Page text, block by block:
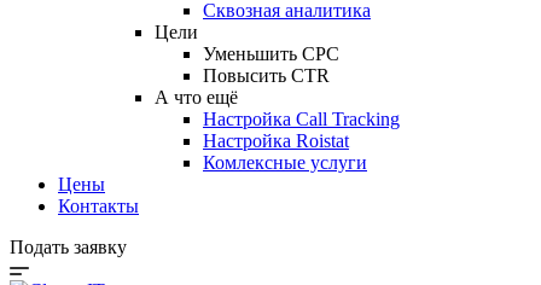
Сквозная аналитика
Цели
Уменьшить CPC
Повысить CTR
А что ещё
Настройка Call Tracking
Настройка Roistat
Комлексные услуги
Цены
Контакты
Подать заявку